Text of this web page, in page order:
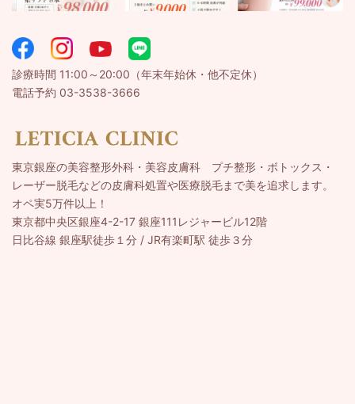
診療時間 11:00～20:00（年末年始休・他不定休）
電話予約 03-3538-3666
東京銀座の美容整形外科・美容皮膚科 プチ整形・ボトックス・
レーザー脱毛などの皮膚科処置や医療脱毛まで美を追求します。
オペ実5万件以上！
東京都中央区銀座4-2-17 銀座111レジャービル12階
日比谷線 銀座駅徒歩１分 / JR有楽町駅 徒歩３分